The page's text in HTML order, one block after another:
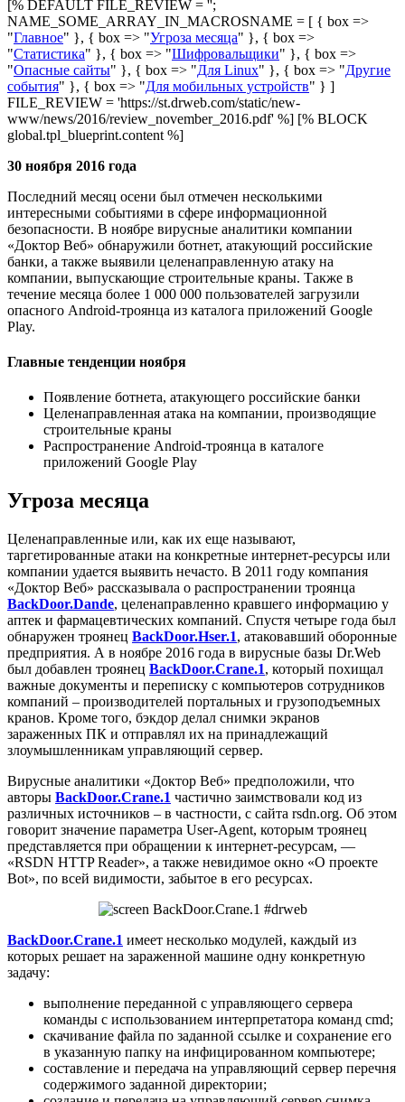
[% DEFAULT FILE_REVIEW = '';
NAME_SOME_ARRAY_IN_MACROSNAME = [ { box =>
"Главное" }, { box => "Угроза месяца" }, { box =>
"Статистика" }, { box => "Шифровальщики" }, { box =>
"Опасные сайты" }, { box => "Для Linux" }, { box => "Другие
события" }, { box => "Для мобильных устройств" } ]
FILE_REVIEW = 'https://st.drweb.com/static/new-
www/news/2016/review_november_2016.pdf' %] [% BLOCK
global.tpl_blueprint.content %]
30 ноября 2016 года
Последний месяц осени был отмечен несколькими
интересными событиями в сфере информационной
безопасности. В ноябре вирусные аналитики компании
«Доктор Веб» обнаружили ботнет, атакующий российские
банки, а также выявили целенаправленную атаку на
компании, выпускающие строительные краны. Также в
течение месяца более 1 000 000 пользователей загрузили
опасного Android-троянца из каталога приложений Google
Play.
Главные тенденции ноября
Появление ботнета, атакующего российские банки
Целенаправленная атака на компании, производящие
строительные краны
Распространение Android-троянца в каталоге
приложений Google Play
Угроза месяца
Целенаправленные или, как их еще называют,
таргетированные атаки на конкретные интернет-ресурсы или
компании удается выявить нечасто. В 2011 году компания
«Доктор Веб» рассказывала о распространении троянца
BackDoor.Dande, целенаправленно кравшего информацию у
аптек и фармацевтических компаний. Спустя четыре года был
обнаружен троянец BackDoor.Hser.1, атаковавший оборонные
предприятия. А в ноябре 2016 года в вирусные базы Dr.Web
был добавлен троянец BackDoor.Crane.1, который похищал
важные документы и переписку с компьютеров сотрудников
компаний – производителей портальных и грузоподъемных
кранов. Кроме того, бэкдор делал снимки экранов
зараженных ПК и отправлял их на принадлежащий
злоумышленникам управляющий сервер.
Вирусные аналитики «Доктор Веб» предположили, что
авторы BackDoor.Crane.1 частично заимствовали код из
различных источников – в частности, с сайта rsdn.org. Об этом
говорит значение параметра User-Agent, которым троянец
представляется при обращении к интернет-ресурсам, —
«RSDN HTTP Reader», а также невидимое окно «О проекте
Bot», по всей видимости, забытое в его ресурсах.
BackDoor.Crane.1 имеет несколько модулей, каждый из
которых решает на зараженной машине одну конкретную
задачу:
выполнение переданной с управляющего сервера
команды с использованием интерпретатора команд cmd;
скачивание файла по заданной ссылке и сохранение его
в указанную папку на инфицированном компьютере;
составление и передача на управляющий сервер перечня
содержимого заданной директории;